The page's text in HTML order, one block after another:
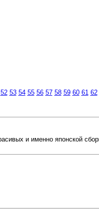
52 53 54 55 56 57 58 59 60 61 62
и именно японской